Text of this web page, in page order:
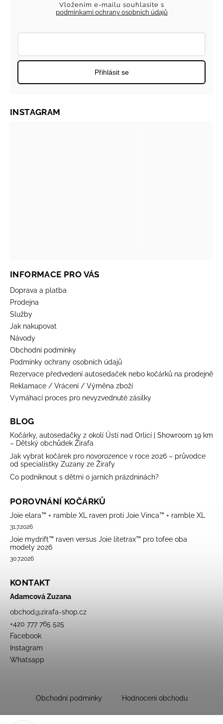
Vložením e-mailu souhlasíte s
podmínkami ochrany osobních údajů
Přihlásit se
INFORMACE PRO VÁS
Doprava a platba
Prodejna
Služby
Jak nakupovat
Návody
Obchodní podmínky
Podmínky ochrany osobních údajů
Rezervace předvedení autosedaček nebo kočárků na prodejně
Reklamace / Vrácení / Výměna zboží
Vymáhací proces pro nevyzvednuté zásilky
BLOG
Kočárky, autosedačky z okolí Ústí nad Orlicí | Showroom 19 km
– Dětský obchůdek Žirafa
Jak vybrat kočárek pro novorozence v roce 2026 – průvodce
od specialistky Zuzany ze Žirafy
Co podniknout s dětmi o jarních prázdninách?
POROVNÁNÍ KOČÁRKŮ
Joie elara™ + ramble XL raven proti Joie Vinca™ + ramble XL
31.7.2026
Joie mydrift™ raven versus Joie litetrax™ pro tofee oba
modely 2026
30.7.2026
KONTAKT
Adamcová Zuzana
obchod@zirafa-shop.cz
+420 777 765 525
Facebook
Instagram
Whatsapp
INSTAGRAM
Obchodní podmínky Hodnocení obchodu